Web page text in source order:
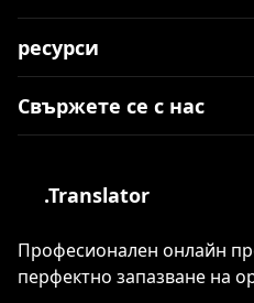
ресурси
Свържете се с нас
.Translator
Професионален онлайн
перфектно запазване на